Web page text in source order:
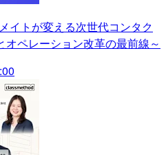
イトが変える次世代コンタク
オペレーション改革の最前線～